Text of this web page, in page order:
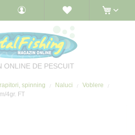
ONLINE DE PESCUIT
spinning Naluci
Voblere
4gr. FT